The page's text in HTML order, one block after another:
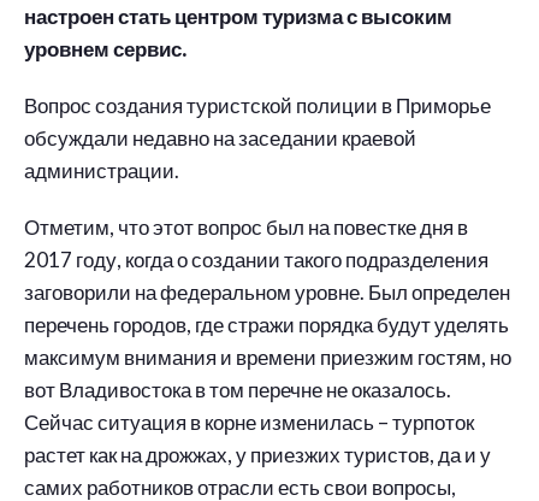
настроен стать центром туризма с высоким
уровнем сервис.
Вопрос создания туристской полиции в Приморье
обсуждали недавно на заседании краевой
администрации.
Отметим, что этот вопрос был на повестке дня в
2017 году, когда о создании такого подразделения
заговорили на федеральном уровне. Был определен
перечень городов, где стражи порядка будут уделять
максимум внимания и времени приезжим гостям, но
вот Владивостока в том перечне не оказалось.
Сейчас ситуация в корне изменилась – турпоток
растет как на дрожжах, у приезжих туристов, да и у
самих работников отрасли есть свои вопросы,